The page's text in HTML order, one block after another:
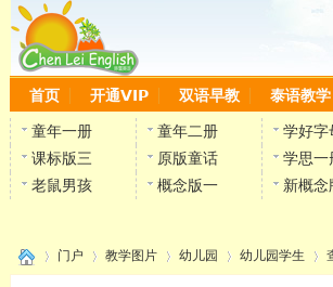
首页 开通VIP 双语早教 泰语教学
童年一册 童年二册 学好字
课标版三
原版童话 学思一
老鼠男孩
概念版一 新概念
门户 教学图片 幼儿园 幼儿园学生